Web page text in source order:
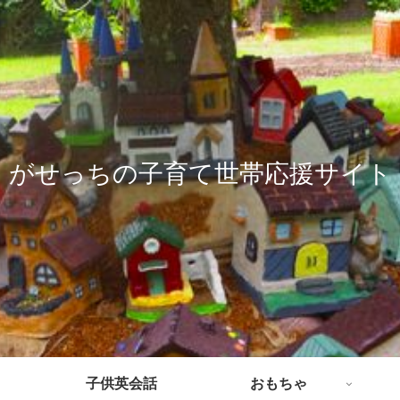
がせっちの子育て世帯応援サイト
子供英会話 おもちゃ